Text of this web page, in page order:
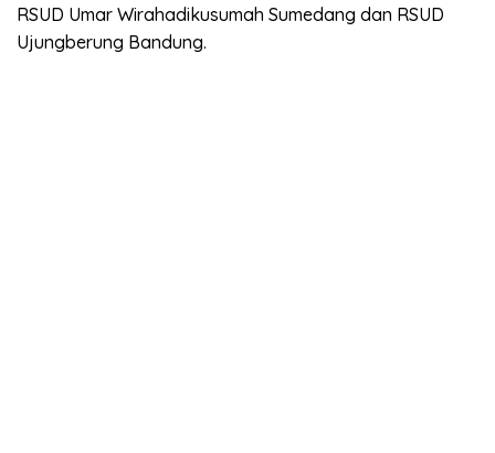
RSUD Umar Wirahadikusumah Sumedang dan RSUD
Ujungberung Bandung.